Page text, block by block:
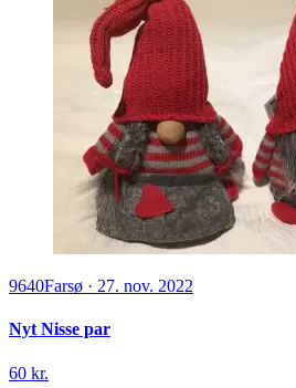
9640Farsø · 27. nov. 2022
Nyt Nisse par
60 kr.